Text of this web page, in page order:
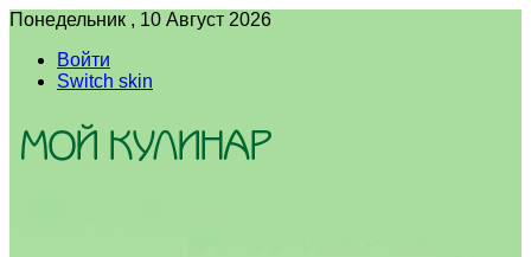
Понедельник , 10 Август 2026
Войти
Switch skin